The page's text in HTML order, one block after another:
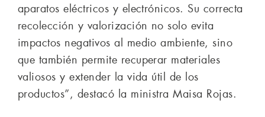
aparatos eléctricos y electrónicos. Su correcta
recolección y valorización no solo evita
impactos negativos al medio ambiente, sino
que también permite recuperar materiales
valiosos y extender la vida útil de los
productos”, destacó la ministra Maisa Rojas.